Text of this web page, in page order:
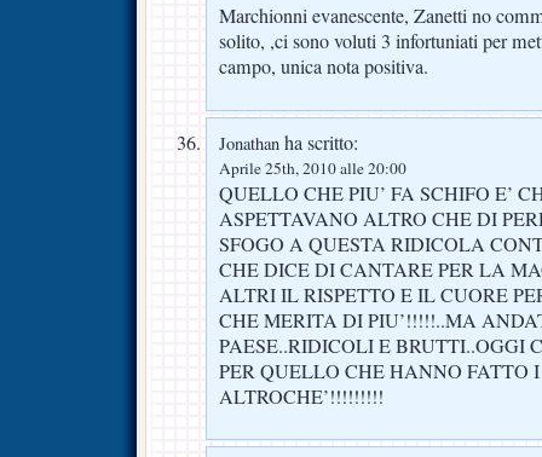
Marchionni evanescente, Zanetti no
solito, ,ci sono voluti 3 infortuniati per
campo, unica nota positiva.
Jonathan ha scritto:
Aprile 25th, 2010 alle 20:00
QUELLO CHE PIU’ FA SCHIFO E’
ASPETTAVANO ALTRO CHE DI
SFOGO A QUESTA RIDICOLA
CHE DICE DI CANTARE PER LA
ALTRI IL RISPETTO E IL CUORE
CHE MERITA DI PIU’!!!!!..MA
PAESE..RIDICOLI E BRUTTI..OGGI
PER QUELLO CHE HANNO FATTO
ALTROCHE’!!!!!!!!!